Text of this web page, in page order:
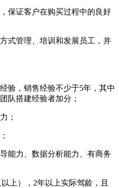
保证客户在购买过程中的良好
式管理、培训和发展员工，并
验，销售经验不少于5年，其中
队搭建经验者加分；
；
能力、数据分析能力、有商务
上），2年以上实际驾龄，且